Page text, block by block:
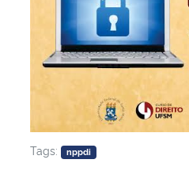
Tags: nppdi